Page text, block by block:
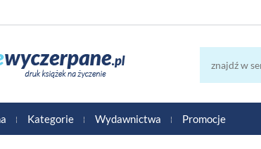
Kategorie Wydawnictwa Promocje